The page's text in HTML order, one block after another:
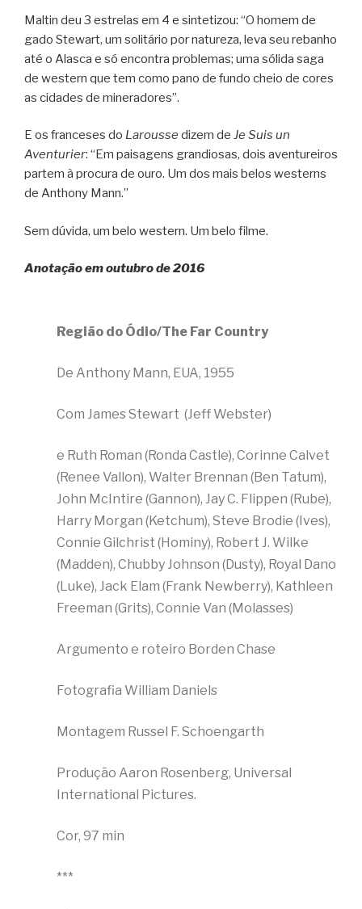
Maltin deu 3 estrelas em 4 e sintetizou: “O homem de
gado Stewart, um solitário por natureza, leva seu rebanho
até o Alasca e só encontra problemas; uma sólida saga
de western que tem como pano de fundo cheio de cores
as cidades de mineradores”.
E os franceses do Larousse dizem de Je Suis un
Aventurier: “Em paisagens grandiosas, dois aventureiros
partem à procura de ouro. Um dos mais belos westerns
de Anthony Mann.”
Sem dúvida, um belo western. Um belo filme.
Anotação em outubro de 2016
Região do Ódio/The Far Country
De Anthony Mann, EUA, 1955
Com James Stewart (Jeff Webster)
e Ruth Roman (Ronda Castle), Corinne Calvet
(Renee Vallon), Walter Brennan (Ben Tatum),
John McIntire (Gannon), Jay C. Flippen (Rube),
Harry Morgan (Ketchum), Steve Brodie (Ives),
Connie Gilchrist (Hominy), Robert J. Wilke
(Madden), Chubby Johnson (Dusty), Royal Dano
(Luke), Jack Elam (Frank Newberry), Kathleen
Freeman (Grits), Connie Van (Molasses)
Argumento e roteiro Borden Chase
Fotografia William Daniels
Montagem Russel F. Schoengarth
Produção Aaron Rosenberg, Universal
International Pictures.
Cor, 97 min
***